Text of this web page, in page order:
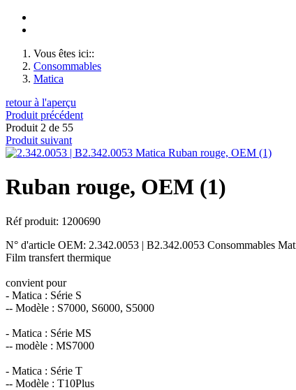
Vous êtes ici::
Consommables
Matica
retour à l'aperçu
Produit précédent
Produit 2 de 55
Produit suivant
Ruban rouge, OEM (1)
Réf produit: 1200690
N° d'article OEM: 2.342.0053 | B2.342.0053 Consommables
Film transfert thermique
convient pour
- Matica : Série S
-- Modèle : S7000, S6000, S5000
- Matica : Série MS
-- modèle : MS7000
- Matica : Série T
-- Modèle : T10Plus